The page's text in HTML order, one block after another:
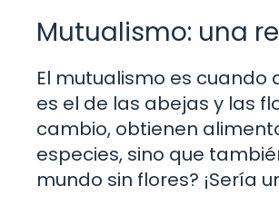
Mutualismo: una
El mutualismo es cuando
es el de las abejas y las
cambio, obtienen
especies, sino que
mundo sin flores? ¡Sería